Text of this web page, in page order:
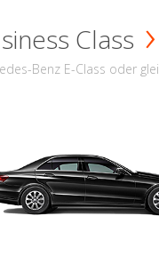
Class
Benz E-Class oder